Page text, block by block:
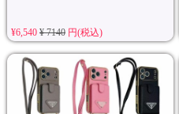
¥6,540 ¥ 7140円(税込)